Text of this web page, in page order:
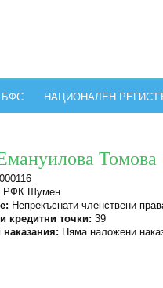
БФС НАЦИОНАЛЕН
Томова
РФК Шумен
Непрекъснати членствени
кредитни точки: 39
Няма наложени